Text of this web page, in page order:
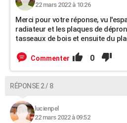
22 mars 2022 à 10:26
Merci pour votre réponse, vu
radiateur et les plaques de
tasseaux de bois et ensuite du
Commenter 0
RÉPONSE 2 / 8
lucienpel
22 mars 2022 à 09:52